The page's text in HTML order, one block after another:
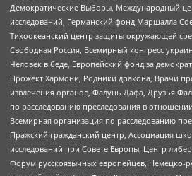
Демократические Выборы, Международный
исследований, Германский фонд Маршалла
Тихоокеанский центр защиты окружающей
Свободная Россия, Всемирный конгресс
Человек в беде, Европейский фонд за
Прожект Хармони, Родники дракона, Врачи
извлечения органов, Фалунь Дафа, Друзья
по расследованию преследования в
Всемирная организация по расследованию
Пражский гражданский центр, Ассоциация
исследований при Совете Европы, Центр
Форум русскоязычных европейцев, Немецко-